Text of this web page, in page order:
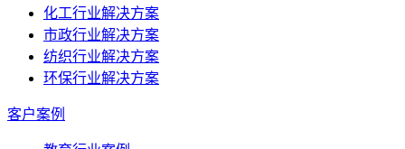
化工行业解决方案
市政行业解决方案
纺织行业解决方案
环保行业解决方案
客户案例